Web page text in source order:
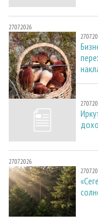
27.07.2026
27.07.2026
27.07.2026